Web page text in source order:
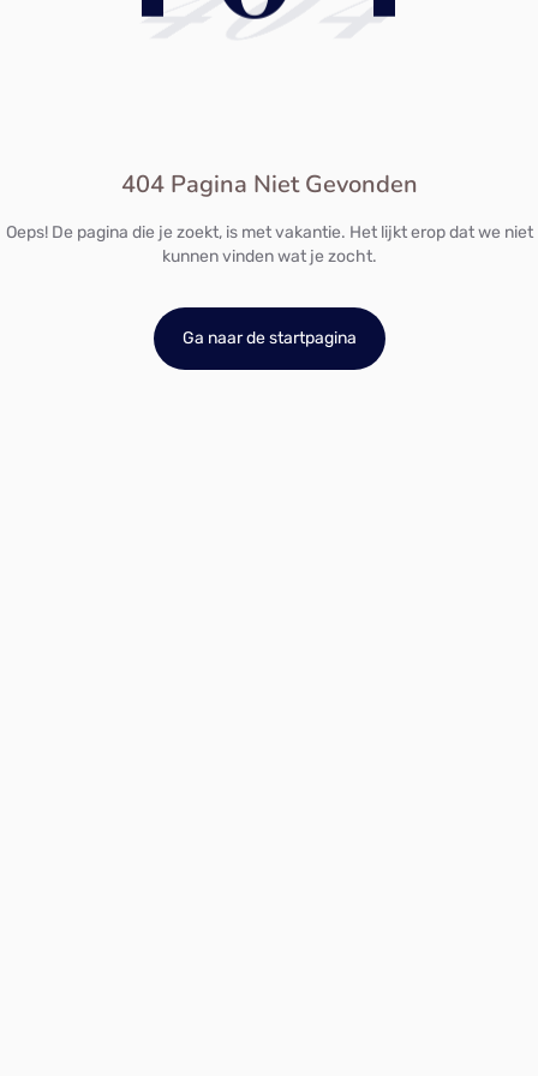
404 Pagina Niet Gevonden
Oeps! De pagina die je zoekt, is met vakantie. Het lijkt erop dat we niet
kunnen vinden wat je zocht.
Ga naar de startpagina